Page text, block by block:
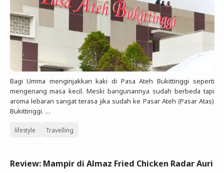
Bagi Umma menginjakkan kaki di Pasa Ateh Bukittinggi seperti
mengenang masa kecil. Meski bangunannya sudah berbeda tapi
aroma lebaran sangat terasa jika sudah ke Pasar Ateh (Pasar Atas)
Bukittinggi. …
lifestyle Travelling
Review: Mampir di Almaz Fried Chicken Radar Auri